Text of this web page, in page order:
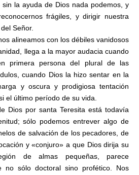
la ayuda de Dios nada podemos, y
frágiles, y dirigir nuestra
Señor.
alineamos con los débiles vanidosos
llega a la mayor audacia cuando
primera persona del plural de las
cuando Dios la hizo sentar en la
y oscura y prodigiosa tentación
el último período de su vida.
Dios por santa Teresita está todavía
sólo podemos entrever algo de
de salvación de los pecadores, de
y «conjuro» a que Dios dirija su
de almas pequeñas, parece
no sólo doctoral sino profético. Nos